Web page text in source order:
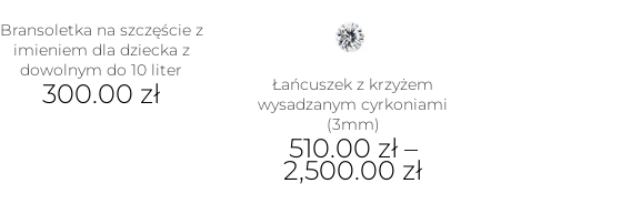
Bransoletka na szczęście z
imieniem dla dziecka z
dowolnym do 10 liter
300.00 zł
Łańcuszek z krzyżem
wysadzanym cyrkoniami
(3mm)
510.00 zł–
2,500.00 zł